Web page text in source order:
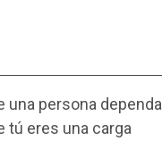
una persona dependa
tú eres una carga